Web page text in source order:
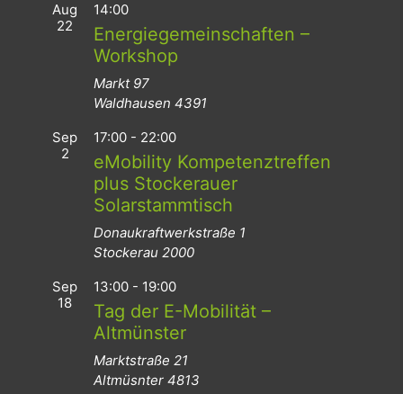
Aug
22
14:00
Energiegemeinschaften –
Workshop
Markt 97
Waldhausen 4391
Sep
2
17:00 - 22:00
eMobility Kompetenztreffen
plus Stockerauer
Solarstammtisch
Donaukraftwerkstraße 1
Stockerau 2000
Sep
18
13:00 - 19:00
Tag der E-Mobilität –
Altmünster
Marktstraße 21
Altmüsnter 4813